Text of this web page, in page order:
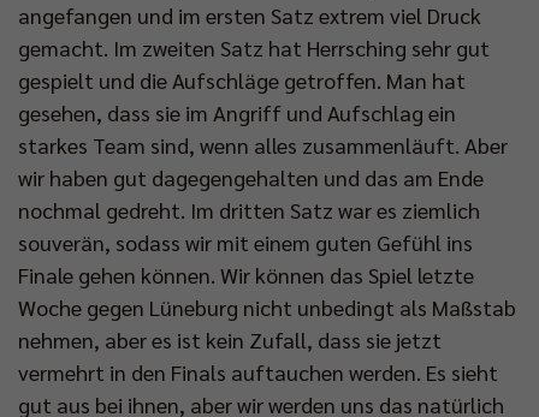
angefangen und im ersten Satz extrem viel Druck
gemacht. Im zweiten Satz hat Herrsching sehr gut
gespielt und die Aufschläge getroffen. Man hat
gesehen, dass sie im Angriff und Aufschlag ein
starkes Team sind, wenn alles zusammenläuft. Aber
wir haben gut dagegengehalten und das am Ende
nochmal gedreht. Im dritten Satz war es ziemlich
souverän, sodass wir mit einem guten Gefühl ins
Finale gehen können. Wir können das Spiel letzte
Woche gegen Lüneburg nicht unbedingt als Maßstab
nehmen, aber es ist kein Zufall, dass sie jetzt
vermehrt in den Finals auftauchen werden. Es sieht
gut aus bei ihnen, aber wir werden uns das natürlich